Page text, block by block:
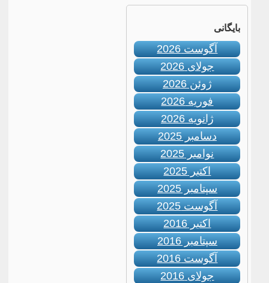
بایگانی
آگوست 2026
جولای 2026
ژوئن 2026
فوریه 2026
ژانویه 2026
دسامبر 2025
نوامبر 2025
اکتبر 2025
سپتامبر 2025
آگوست 2025
اکتبر 2016
سپتامبر 2016
آگوست 2016
جولای 2016